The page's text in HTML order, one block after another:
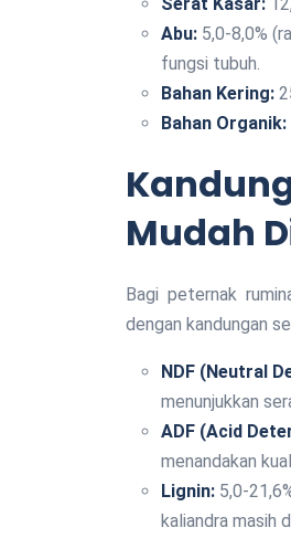
Abu: 5,0-8,0%
fungsi tubuh.
Bahan Kering:
Bahan Organik:
Mudah
Bagi peternak
dengan kandungan
NDF (Neutral
menunjukkan
ADF (Acid
menandakan
Lignin: 5,0-
kaliandra masih